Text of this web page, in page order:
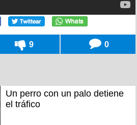
9 0
Un perro con un palo detiene
el tráfico